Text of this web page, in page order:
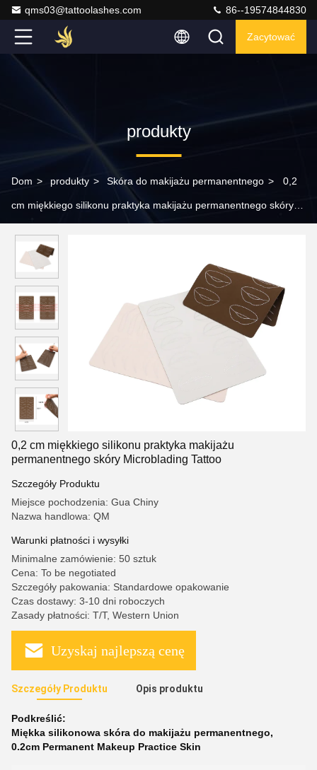
qms03@tattoolashes.com 86--19574844830
Zacytować
produkty
Dom > produkty > Skóra do makijażu permanentnego > 0,2
cm miękkiego silikonu praktyka makijażu permanentnego skóry
0,2 cm miękkiego silikonu praktyka makijażu
permanentnego skóry Microblading Tattoo
Szczegóły Produktu
Miejsce pochodzenia: Gua Chiny
Nazwa handlowa: QM
Warunki płatności i wysyłki
Minimalne zamówienie: 50 sztuk
Cena: To be negotiated
Szczegóły pakowania: Standardowe opakowanie
Czas dostawy: 3-10 dni roboczych
Zasady płatności: T/T, Western Union
Uzyskaj najlepszą cenę
Szczegóły Produktu Opis produktu
Podkreślić:
Miękka silikonowa skóra do makijażu permanentnego,
0.2cm Permanent Makeup Practice Skin